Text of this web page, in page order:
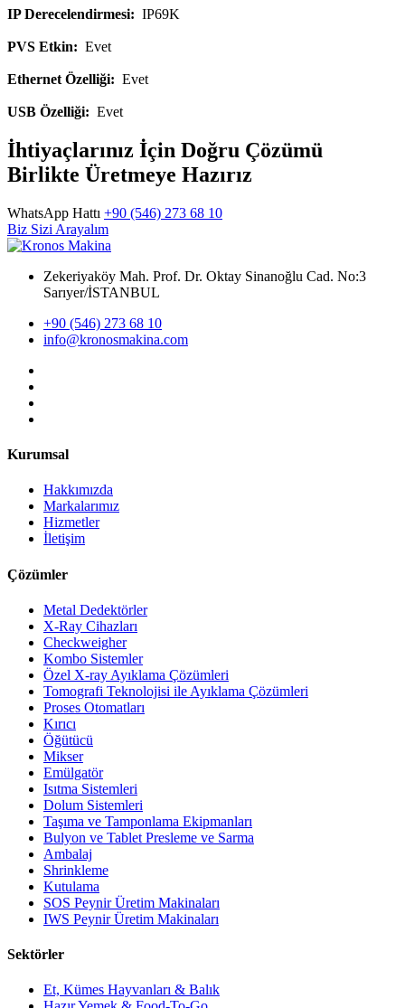
IP Derecelendirmesi: IP69K
PVS Etkin: Evet
Ethernet Özelliği: Evet
USB Özelliği: Evet
İhtiyaçlarınız İçin Doğru Çözümü
Birlikte Üretmeye Hazırız
WhatsApp Hattı +90 (546) 273 68 10
Biz Sizi Arayalım
Zekeriyaköy Mah. Prof. Dr. Oktay Sinanoğlu Cad. No:3
Sarıyer/İSTANBUL
+90 (546) 273 68 10
info@kronosmakina.com
Kurumsal
Hakkımızda
Markalarımız
Hizmetler
İletişim
Çözümler
Metal Dedektörler
X-Ray Cihazları
Checkweigher
Kombo Sistemler
Özel X-ray Ayıklama Çözümleri
Tomografi Teknolojisi ile Ayıklama Çözümleri
Proses Otomatları
Kırıcı
Öğütücü
Mikser
Emülgatör
Isıtma Sistemleri
Dolum Sistemleri
Taşıma ve Tamponlama Ekipmanları
Bulyon ve Tablet Presleme ve Sarma
Ambalaj
Shrinkleme
Kutulama
SOS Peynir Üretim Makinaları
IWS Peynir Üretim Makinaları
Sektörler
Et, Kümes Hayvanları & Balık